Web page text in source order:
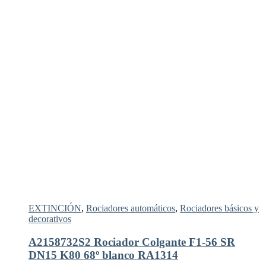
EXTINCIÓN, Rociadores automáticos, Rociadores básicos y
decorativos
A2158732S2 Rociador Colgante F1-56 SR
DN15 K80 68º blanco RA1314